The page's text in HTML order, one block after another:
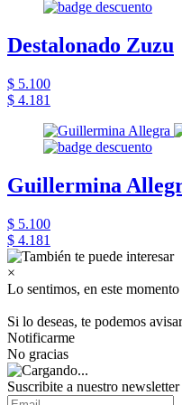
Destalonado Zuzu
$ 5.100
$ 4.181
Guillermina
$ 5.100
$ 4.181
×
Lo sentimos, en este
Si lo deseas, te podemos
Notificarme
No gracias
Suscribite a nuestro newsletter